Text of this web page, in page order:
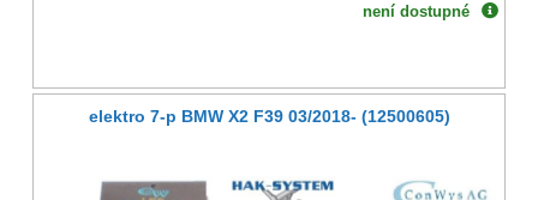
není dostupné
elektro 7-p BMW X2 F39 03/2018- (12500605)